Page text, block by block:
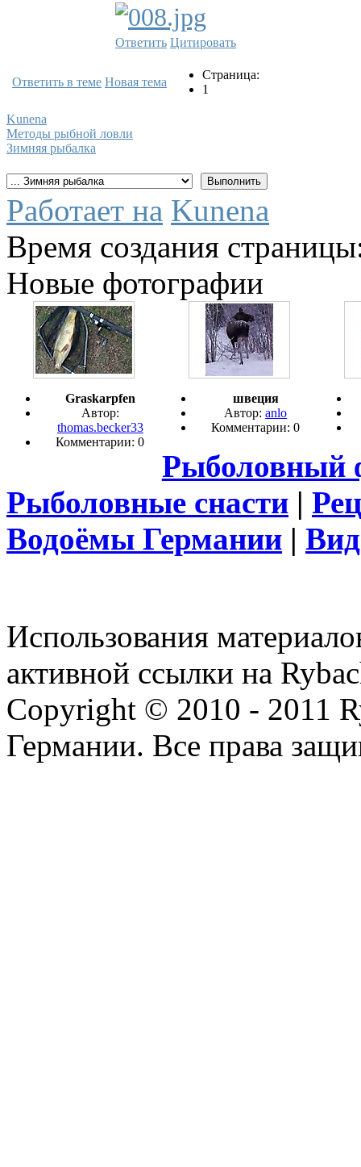
Ответить Цитировать
Ответить в теме Новая тема
Страница:
1
Kunena
Методы рыбной ловли
Зимняя рыбалка
Работает на Kunena
Время создания
Новые фотографии
Graskarpfen
Автор:
thomas.becker33
Комментарии: 0
швеция
Автор:anlo
Комментарии: 0
Рыболовный
Рыболовные снасти |
Водоёмы Германии |
Использования
активной ссылки на
Copyright © 2010 - 2011
Германии. Все права